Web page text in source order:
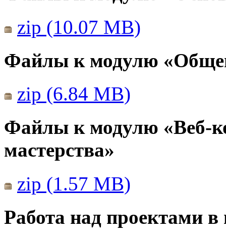
zip (10.07 MB)
Файлы к модулю
zip (6.84 MB)
Файлы к модулю «Веб-
мастерства»
zip (1.57 MB)
Работа над проектами